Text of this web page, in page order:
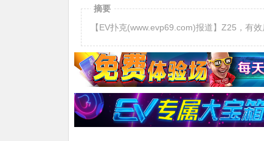
摘要
【EV扑克(www.evp69.com)报道】Z25，有